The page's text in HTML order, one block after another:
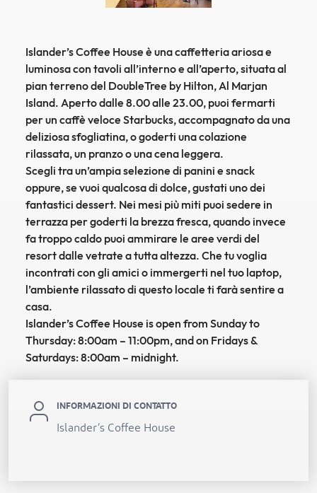
Islander’s Coffee House è una caffetteria ariosa e
luminosa con tavoli all’interno e all’aperto, situata al
pian terreno del DoubleTree by Hilton, Al Marjan
Island. Aperto dalle 8.00 alle 23.00, puoi fermarti
per un caffè veloce Starbucks, accompagnato da una
deliziosa sfogliatina, o goderti una colazione
rilassata, un pranzo o una cena leggera.
Scegli tra un’ampia selezione di panini e snack
oppure, se vuoi qualcosa di dolce, gustati uno dei
fantastici dessert. Nei mesi più miti puoi sedere in
terrazza per goderti la brezza fresca, quando invece
fa troppo caldo puoi ammirare le aree verdi del
resort dalle vetrate a tutta altezza. Che tu voglia
incontrati con gli amici o immergerti nel tuo laptop,
l’ambiente rilassato di questo locale ti farà sentire a
casa.
Islander’s Coffee House is open from Sunday to
Thursday: 8:00am – 11:00pm, and on Fridays &
Saturdays: 8:00am – midnight.
INFORMAZIONI DI CONTATTO
Islander’s Coffee House